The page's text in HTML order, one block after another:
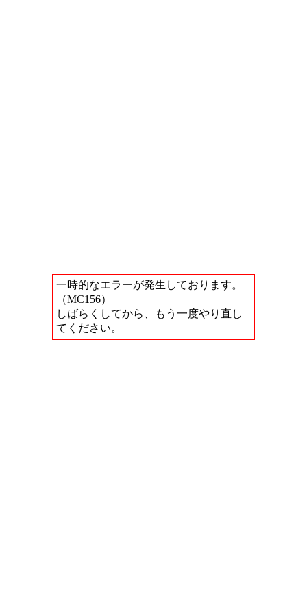
一時的なエラーが発生しております。
（MC156）
しばらくしてから、もう一度やり直し
てください。